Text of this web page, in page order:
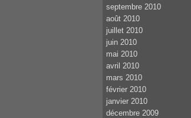
septembre 2010
août 2010
juillet 2010
juin 2010
mai 2010
avril 2010
mars 2010
février 2010
janvier 2010
décembre 2009